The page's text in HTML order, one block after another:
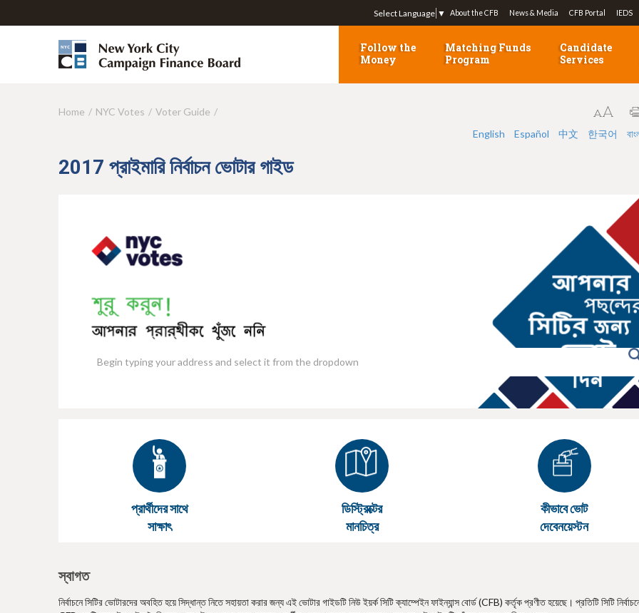
Jump to navigation
Select Language ▼ About the CFB News & Media CFB Portal IEDS
Follow the
Money
Matching Funds
Program
Candidate
Services
Y
u
Home NYC Votes
Voter Guide
English
Español 中文 한국어
2017 প্রাইমারি নির্বাচন ভোটার গাইড
প্রার্থীদের সাথে
সাক্ষাৎ
ডিস্ট্রিক্টের
মানচিত্র
কীভাবে ভোট
দেবেনয়েস্টন
স্বাগত
নির্বাচনে সিটির ভোটারদের অবহিত হয়ে সিদ্ধান্ত নিতে সহায়তা করার জন্য এই ভোটার গাইডটি নিউ ইয়র্ক সিটি ক্যাম্পেইন ফাইন্যান্স বোর্ড (CFB) কর্তৃক প্রণীত হয়েছে। প্রতিটি সিটি